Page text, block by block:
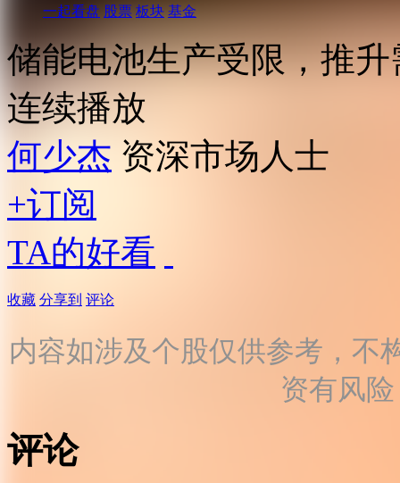
一起看盘 股票 板块 基金
储能电池生产受限，推
连续播放
何少杰 资深市场人士
+订阅
TA的好看
收藏 分享到 评论
内容如涉及个股仅供参考，不
资有风
评论